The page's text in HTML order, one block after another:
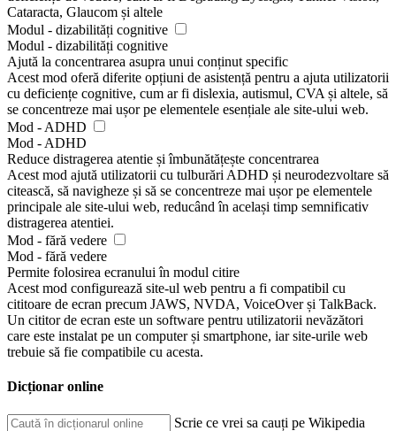
Cataracta, Glaucom și altele
Modul - dizabilități cognitive
Modul - dizabilități cognitive
Ajută la concentrarea asupra unui conținut specific
Acest mod oferă diferite opțiuni de asistență pentru a ajuta utilizatorii
cu deficiențe cognitive, cum ar fi dislexia, autismul, CVA și altele, să
se concentreze mai ușor pe elementele esențiale ale site-ului web.
Mod - ADHD
Mod - ADHD
Reduce distragerea atentie și îmbunătățește concentrarea
Acest mod ajută utilizatorii cu tulburări ADHD și neurodezvoltare să
citească, să navigheze și să se concentreze mai ușor pe elementele
principale ale site-ului web, reducând în același timp semnificativ
distragerea atentiei.
Mod - fără vedere
Mod - fără vedere
Permite folosirea ecranului în modul citire
Acest mod configurează site-ul web pentru a fi compatibil cu
cititoare de ecran precum JAWS, NVDA, VoiceOver și TalkBack.
Un cititor de ecran este un software pentru utilizatorii nevăzători
care este instalat pe un computer și smartphone, iar site-urile web
trebuie să fie compatibile cu acesta.
Dicționar online
Scrie ce vrei sa cauți pe Wikipedia